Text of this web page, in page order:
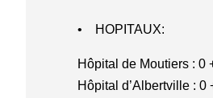
• HOPITAUX:
Hôpital de Moutiers : 0
Hôpital d’Albertville :